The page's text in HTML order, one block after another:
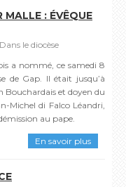
MALLE : ÉVÊQUE
Dans le diocèse
a nommé, ce samedi 8
de Gap. Il était jusqu’à
Bouchardais et doyen du
Michel di Falco Léandri,
au pape.
En savoir plus